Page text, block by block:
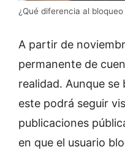
¿Qué diferencia al
A partir de
permanente de
realidad. Aunque se
este podrá seguir
publicaciones
en que el usuario